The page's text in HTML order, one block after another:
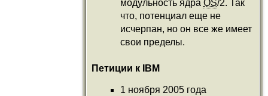
модульность ядра OS/2. Так
что, потенциал еще не
исчерпан, но он все же имеет
свои пределы.
Петиции к IBM
1 ноября 2005 года